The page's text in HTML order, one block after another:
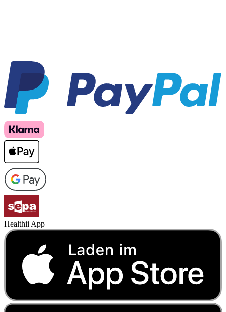
Healthii App